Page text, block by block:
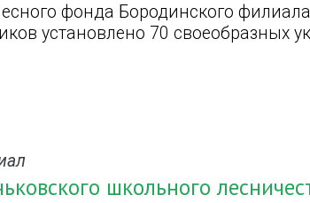
фонда Бородинского
установлено 70 своеобразных
школьного